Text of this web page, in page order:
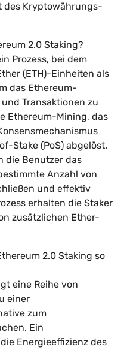
des Kryptowährungs-
2.0 Staking?
Prozess, bei dem
(ETH)-Einheiten als
das Ethereum-
Transaktionen zu
Ethereum-Mining, das
Stake (PoS) abgelöst.
die Benutzer das
Anzahl von
und effektiv
erhalten die Staker
zusätzlichen Ether-
2.0 Staking so
eine Reihe von
einer
zum
Ein
Energieeffizienz des